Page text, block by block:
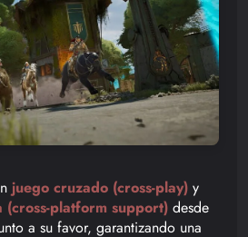
juego cruzado (cross-play) y
platform support) desde
a su favor, garantizando una